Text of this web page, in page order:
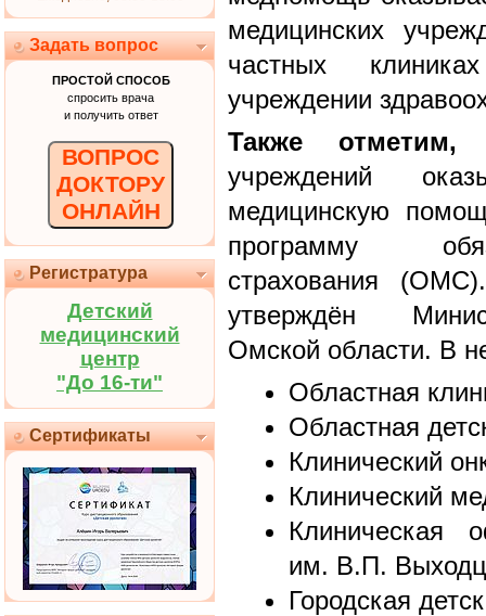
Задать вопрос
ПРОСТОЙ СПОСОБ
спросить врача
и получить ответ
ВОПРОС
ДОКТОРУ
ОНЛАЙН
Регистратура
Детский
медицинский
центр
"До 16-ти"
Сертификаты
медицинских
частных
учреждении
Также отметим,
учреждений
медицинскую
программу
страхования
утверждён
Омской области. В
Областная
Областная
Клинический
Клинический
Клиническая
им. В.П.
Городская